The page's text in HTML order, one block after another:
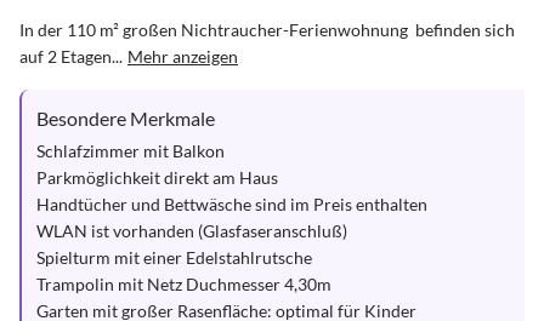
In der 110 m² großen Nichtraucher-Ferienwohnung  befinden sich
auf 2 Etagen... Mehr anzeigen
Besondere Merkmale
Schlafzimmer mit Balkon
Parkmöglichkeit direkt am Haus
Handtücher und Bettwäsche sind im Preis enthalten
WLAN ist vorhanden (Glasfaseranschluß)
Spielturm mit einer Edelstahlrutsche
Trampolin mit Netz Duchmesser 4,30m
Garten mit großer Rasenfläche: optimal für Kinder